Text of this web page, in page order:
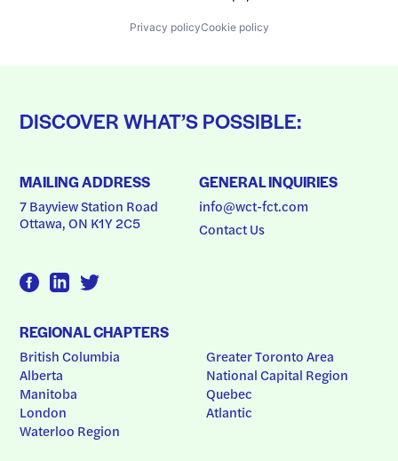
Privacy policyCookie policy
DISCOVER WHAT’S POSSIBLE:
MAILING ADDRESS
7 Bayview Station Road
Ottawa, ON K1Y 2C5
GENERAL INQUIRIES
info@wct-fct.com
Contact Us
REGIONAL CHAPTERS
British Columbia
Alberta
Manitoba
London
Waterloo Region
Greater Toronto Area
National Capital Region
Quebec
Atlantic